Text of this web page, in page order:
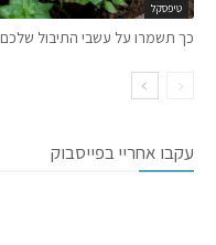
טיפסקל
כך תשמרו על עשבי התיבול שלכם
עקבו אחריי בפייסבוק